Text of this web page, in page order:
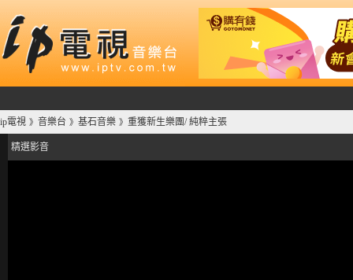
ip電視 》 音樂台 》 基石音樂 》 重獲新生樂團/ 純粹主張
精選影音